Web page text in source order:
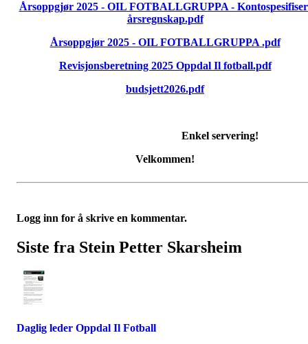
Årsoppgjør 2025 - OIL FOTBALLGRUPPA -
årsregnskap.pdf
Årsoppgjør 2025 - OIL FOTBALLGRUPPA .pdf
Revisjonsberetning 2025 Oppdal Il fotball.pdf
budsjett2026.pdf
Enkel servering!
Velkommen!
Logg inn for å skrive en kommentar.
Siste fra Stein Petter Skarsheim
Daglig leder Oppdal Il Fotball